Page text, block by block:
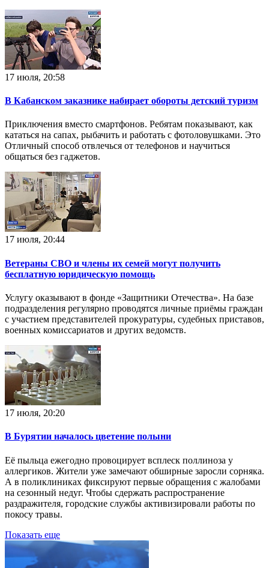
17 июля, 20:58
В Кабанском заказнике набирает обороты детский туризм
Приключения вместо смартфонов. Ребятам показывают, как
кататься на сапах, рыбачить и работать с фотоловушками. Это
Отличный способ отвлечься от телефонов и научиться
общаться без гаджетов.
17 июля, 20:44
Ветераны СВО и члены их семей могут получить
бесплатную юридическую помощь
Услугу оказывают в фонде «Защитники Отечества». На базе
подразделения регулярно проводятся личные приёмы граждан
с участием представителей прокуратуры, судебных приставов,
военных комиссариатов и других ведомств.
17 июля, 20:20
В Бурятии началось цветение полыни
Её пыльца ежегодно провоцирует всплеск поллиноза у
аллергиков. Жители уже замечают обширные заросли сорняка.
А в поликлиниках фиксируют первые обращения с жалобами
на сезонный недуг. Чтобы сдержать распространение
раздражителя, городские службы активизировали работы по
покосу травы.
Показать еще